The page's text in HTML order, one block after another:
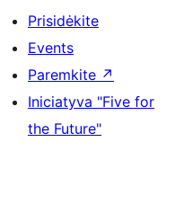
Prisidėkite
Events
Paremkite ↗
Iniciatyva "Five for
the Future"